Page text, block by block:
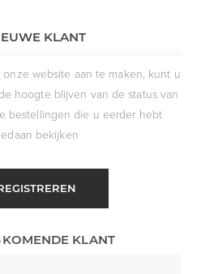
KLANT
website aan te maken, kunt u
hoogte blijven van de status van
bestellingen die u eerder hebt
bekijken
KLANT